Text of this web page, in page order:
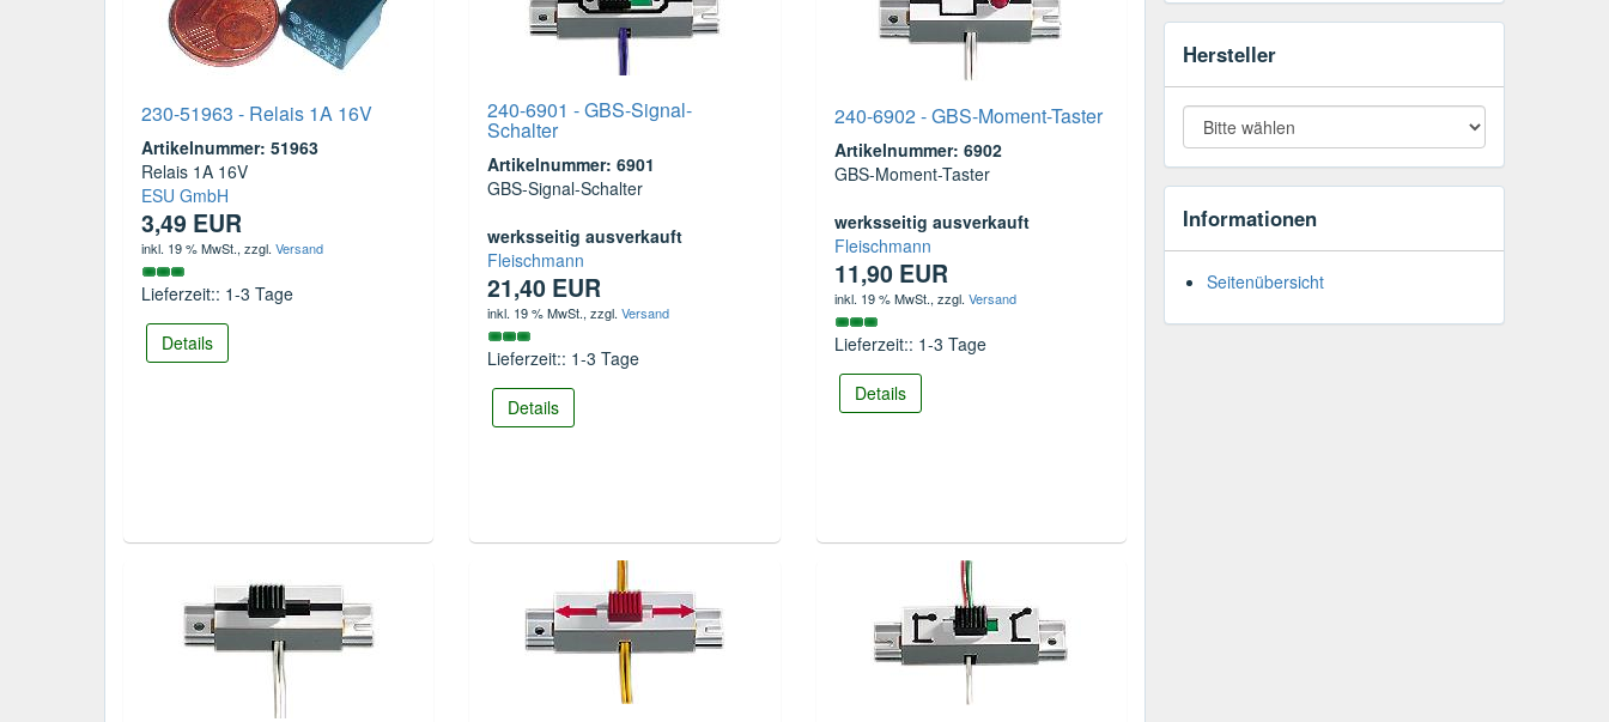
230-51963 - Relais 1A 16V
Artikelnummer: 51963
Relais 1A 16V
ESU GmbH
3,49 EUR
inkl. 19 % MwSt., zzgl. Versand
Lieferzeit:: 1-3 Tage
Details
240-6901 - GBS-Signal-
Schalter
Artikelnummer: 6901
GBS-Signal-Schalter
werksseitig ausverkauft
Fleischmann
21,40 EUR
inkl. 19 % MwSt., zzgl.Versand
Lieferzeit:: 1-3 Tage
Details
240-6902 - GBS-Moment-Taster
Artikelnummer: 6902
GBS-Moment-Taster
werksseitig ausverkauft
Fleischmann
11,90 EUR
inkl. 19 % MwSt., zzgl. Versand
Lieferzeit:: 1-3 Tage
Details
Hersteller
Informationen
Seitenübersicht